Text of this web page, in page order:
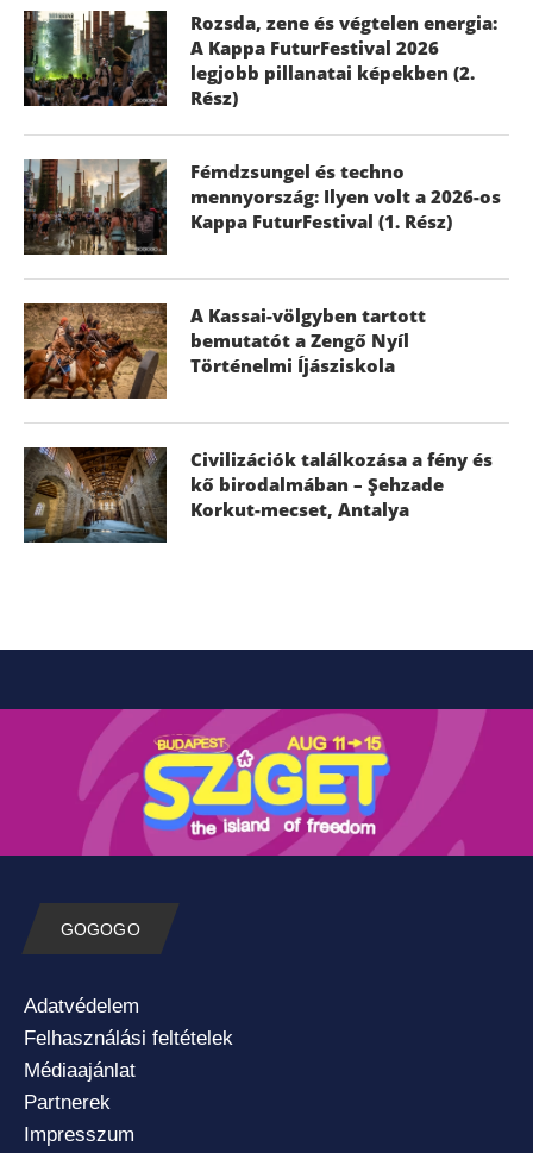
Rozsda, zene és végtelen energia:
A Kappa FuturFestival 2026
legjobb pillanatai képekben (2.
Rész)
Fémdzsungel és techno
mennyország: Ilyen volt a 2026-os
Kappa FuturFestival (1. Rész)
A Kassai-völgyben tartott
bemutatót a Zengő Nyíl
Történelmi Íjásziskola
Civilizációk találkozása a fény és
kő birodalmában – Şehzade
Korkut-mecset, Antalya
GOGOGO
Adatvédelem
Felhasználási feltételek
Médiaajánlat
Partnerek
Impresszum